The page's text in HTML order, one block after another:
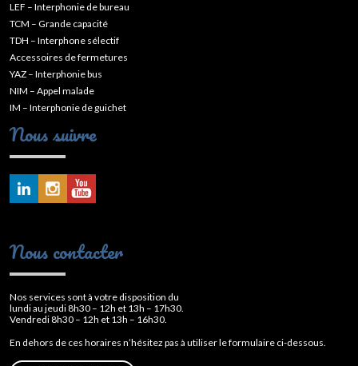
LEF – Interphonie de bureau
TCM – Grande capacité
TDH – Interphone sélectif
Accessoires de fermetures
YAZ – Interphonie bus
NIM – Appel malade
IM – Interphonie de guichet
Nous suivre
Nous contacter
Nos services sont à votre disposition du
lundi au jeudi 8h30 – 12h et 13h – 17h30.
Vendredi 8h30 – 12h et 13h – 16h30.
En dehors de ces horaires n’hésitez pas à utiliser le formulaire ci-dessous.